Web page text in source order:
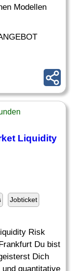
Modellen
Liquidity
Jobticket
Risk
Du bist
Dich
quantitative